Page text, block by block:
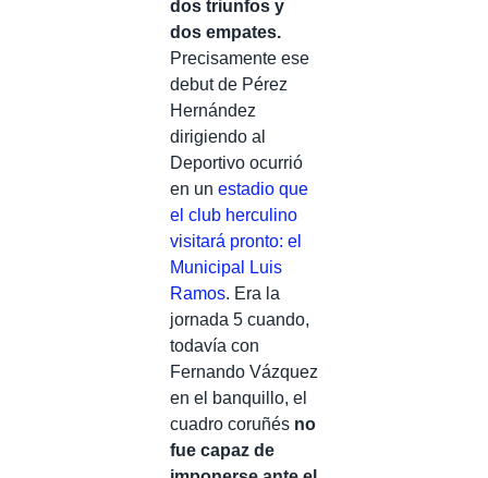
dos triunfos y
dos empates.
Precisamente ese
debut de Pérez
Hernández
dirigiendo al
Deportivo ocurrió
en un estadio que
el club herculino
visitará pronto: el
Municipal Luis
Ramos. Era la
jornada 5 cuando,
todavía con
Fernando Vázquez
en el banquillo, el
cuadro coruñés no
fue capaz de